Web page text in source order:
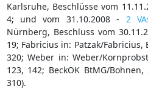
Karlsruhe, Beschlüsse vom
4; und vom 31.10.2008 - 2
Nürnberg, Beschluss vom
19; Fabricius in: Patzak/Fabricius,
320; Weber in: Weber/
123, 142; BeckOK BtMG/
310).